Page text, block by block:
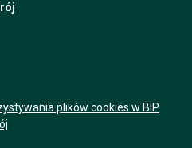
plików cookies w BIP